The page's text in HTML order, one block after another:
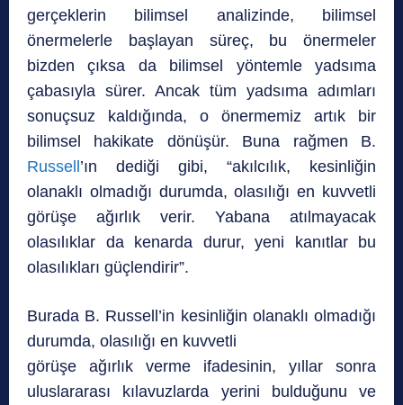
gerçeklerin bilimsel analizinde, bilimsel
önermelerle başlayan süreç, bu önermeler
bizden çıksa da bilimsel yöntemle yadsıma
çabasıyla sürer. Ancak tüm yadsıma adımları
sonuçsuz kaldığında, o önermemiz artık bir
bilimsel hakikate dönüşür. Buna rağmen B.
Russell ’ın dediği gibi, “akılcılık, kesinliğin
olanaklı olmadığı durumda, olasılığı en kuvvetli
görüşe ağırlık verir. Yabana atılmayacak
olasılıklar da kenarda durur, yeni kanıtlar bu
olasılıkları güçlendirir”.
Burada B. Russell’in kesinliğin olanaklı olmadığı
durumda, olasılığı en kuvvetli
görüşe ağırlık verme ifadesinin, yıllar sonra
uluslararası kılavuzlarda yerini bulduğunu ve